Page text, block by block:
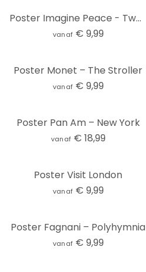
Poster Imagine Peace - Twee voor vrede en hoop - Retrodroom
vanaf € 9,99
Poster Monet – The Stroller
vanaf € 9,99
Poster Pan Am – New York
vanaf € 18,99
Poster Visit London
vanaf € 9,99
Poster Fagnani – Polyhymnia
vanaf € 9,99